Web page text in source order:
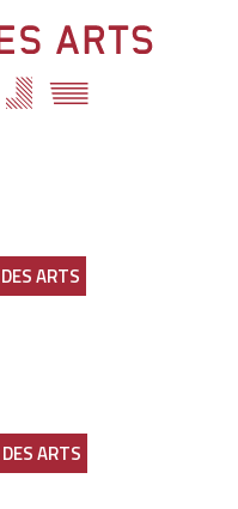
ARTS
ARTS